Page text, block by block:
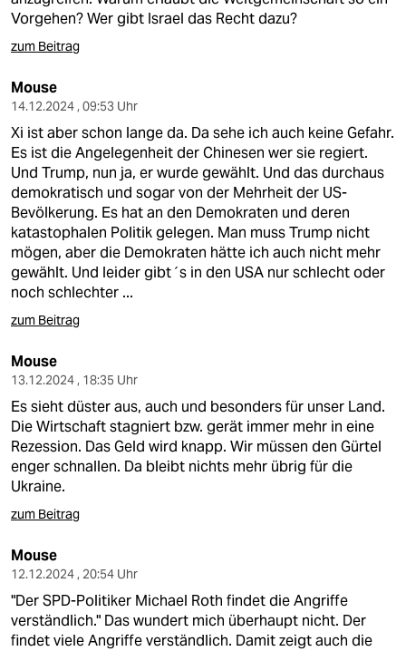
Vorgehen? Wer gibt Israel das Recht dazu?
zum Beitrag
Mouse
14.12.2024 , 09:53 Uhr
Xi ist aber schon lange da. Da sehe ich auch keine Gefahr.
Es ist die Angelegenheit der Chinesen wer sie regiert.
Und Trump, nun ja, er wurde gewählt. Und das durchaus
demokratisch und sogar von der Mehrheit der US-
Bevölkerung. Es hat an den Demokraten und deren
katastophalen Politik gelegen. Man muss Trump nicht
mögen, aber die Demokraten hätte ich auch nicht mehr
gewählt. Und leider gibt´s in den USA nur schlecht oder
noch schlechter ...
zum Beitrag
Mouse
13.12.2024 , 18:35 Uhr
Es sieht düster aus, auch und besonders für unser Land.
Die Wirtschaft stagniert bzw. gerät immer mehr in eine
Rezession. Das Geld wird knapp. Wir müssen den Gürtel
enger schnallen. Da bleibt nichts mehr übrig für die
Ukraine.
zum Beitrag
Mouse
12.12.2024 , 20:54 Uhr
"Der SPD-Politiker Michael Roth findet die Angriffe
verständlich." Das wundert mich überhaupt nicht. Der
findet viele Angriffe verständlich. Damit zeigt auch die